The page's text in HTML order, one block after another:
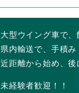
大型ウイング車で、
県内輸送で、手積み
近距離から始め、後
未経験者歓迎！！